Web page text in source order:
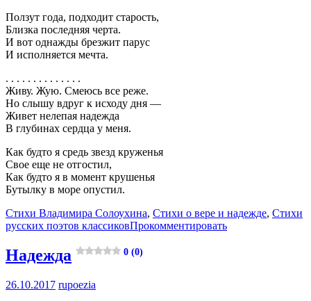
Ползут года, подходит старость,
Близка последняя черта.
И вот однажды брезжит парус
И исполняется мечта.
. . . . . . . . . . . . . .
Живу. Жую. Смеюсь все реже.
Но слышу вдруг к исходу дня —
Живет нелепая надежда
В глубинах сердца у меня.
Как будто я средь звезд круженья
Свое еще не отгостил,
Как будто я в момент крушенья
Бутылку в море опустил.
Стихи Владимира Солоухина, Стихи о вере и надежде, Стихи
русских поэтов классиковПрокомментировать
Надежда 0 (0)
26.10.2017 rupoezia